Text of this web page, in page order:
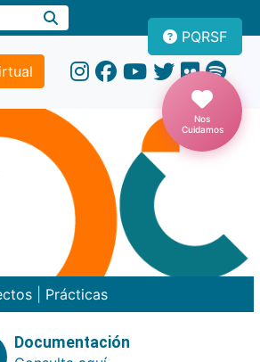
PQRSF
Nos
Cuidamos
| Prácticas
Documentación